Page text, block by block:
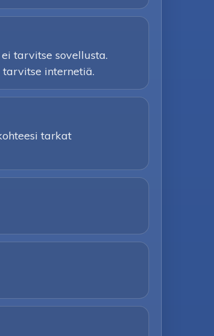
tarvitse sovellusta.
internetiä.
tarkat